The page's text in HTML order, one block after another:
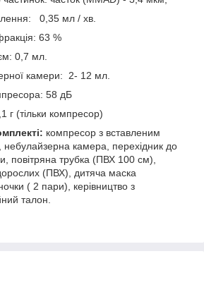
0,35 мл / хв.
63 %
0,7 мл.
камери: 2- 12 мл.
58 дБ
г (тільки компресор)
компресор з вставленим
небулайзерна камера, перехідник до
повітряна трубка (ПВХ 100 см),
(ПВХ), дитяча маска
( 2 пари), керівництво з
талон.